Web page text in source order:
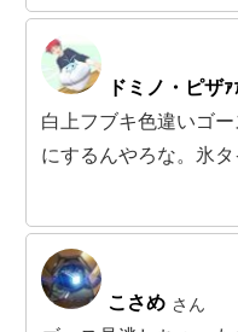
ドミノ・ピザｧ
白上フブキ色違いゴ
にするんやろな。氷
こさめ さん